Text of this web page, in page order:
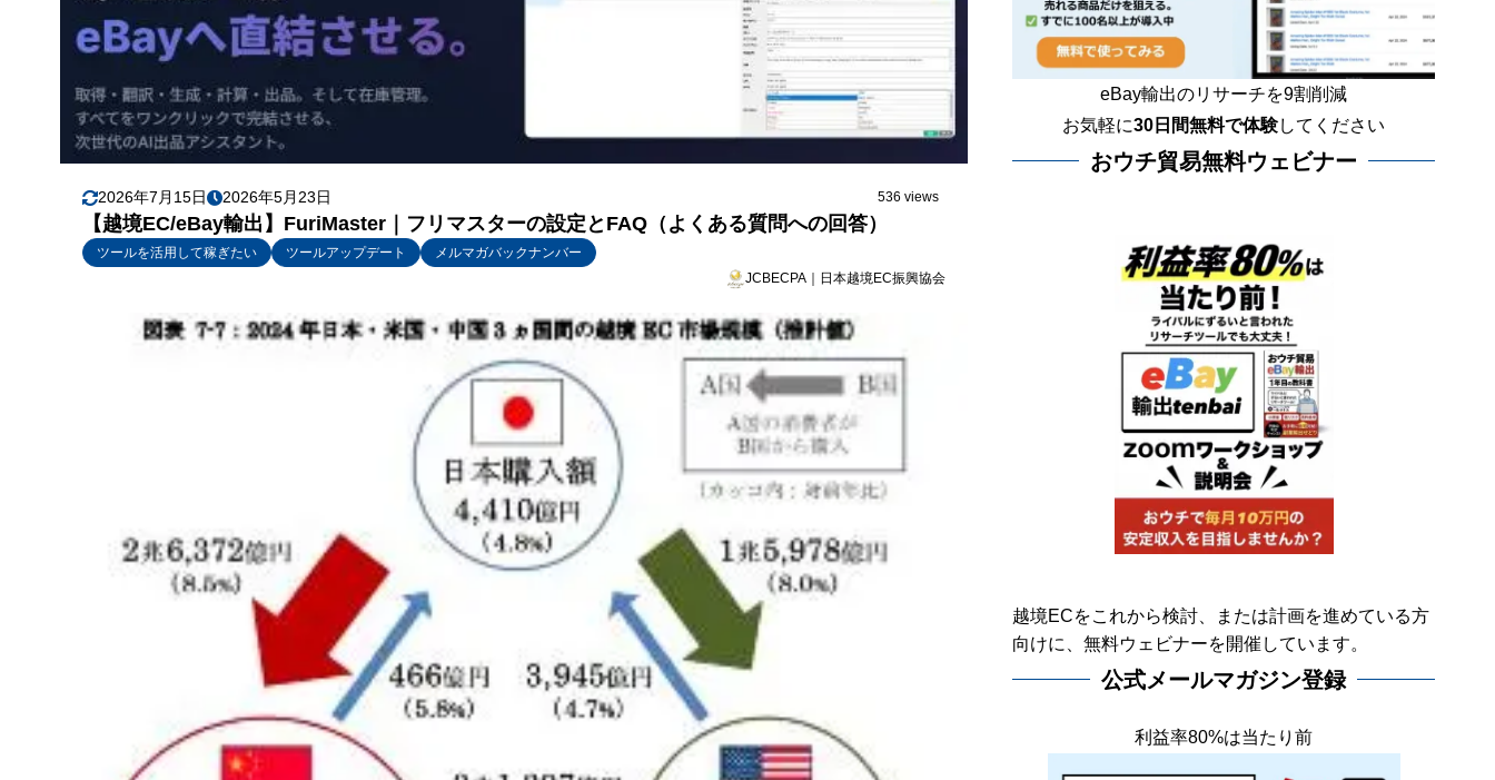
2026年7月15日 2026年5月23日 536 views
【越境EC/eBay輸出】FuriMaster｜フリマスターの設定とFAQ（よくある質問への回答）
ツールを活用して稼ぎたい ツールアップデート
メルマガバックナンバー
JCBECPA｜日本越境EC振興協会
eBay輸出のリサーチを9割削減
お気軽に30日間無料で体験してください
おウチ貿易無料ウェビナー
越境ECをこれから検討、または計画を進めている方
向けに、無料ウェビナーを開催しています。
公式メールマガジン登録
利益率80%は当たり前